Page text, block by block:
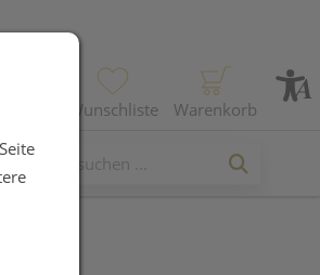
Wunschliste Warenkorb